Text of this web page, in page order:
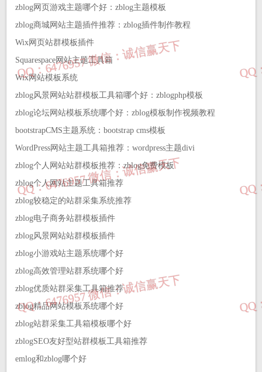
zblog网页游戏主题哪个好：zblog主题模板
zblog商城网站主题插件推荐：zblog插件制作教程
‌‌Wix‌网页‌站群模板插件
Squarespace网站‌主题工具箱
Wix‌网站‌模板系统
zblog风景网站站群模板工具箱哪个好：zblogphp模板
zblog论坛网站模板系统哪个好：zblog模板制作视频教程
bootstrapCMS主题系统：bootstrap cms模板
WordPress网站主题工具箱推荐：wordpress主题divi
zblog个人网站站群模板推荐：zblog免费模板
zblog个人网站主题工具箱推荐
zblog较稳定的站群采集系统推荐
zblog电子商务站群模板插件
zblog风景网站站群模板插件
zblog小游戏站主题系统哪个好
zblog高效管理站群系统哪个好
zblog优质站群采集工具箱推荐
zblog精品网站模板系统哪个好
zblog站群采集工具箱模板哪个好
zblogSEO友好型站群模板工具箱推荐
emlog和zblog哪个好